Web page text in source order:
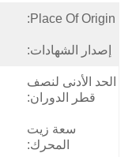
Place Of Origin:
إصدار الشهادات:
الحد الأدنى لنصف
قطر الدوران:
سعة زيت
المحرك: